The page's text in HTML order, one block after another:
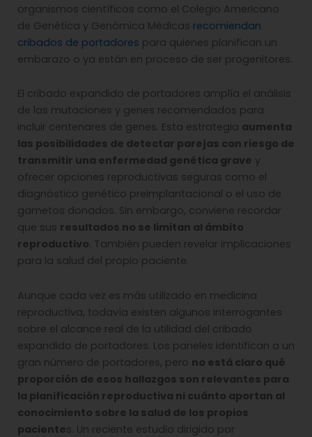
organismos científicos como el Colegio Americano
de Genética y Genómica Médicas recomiendan
cribados de portadores para quienes planifican un
embarazo o ya están en proceso de ser progenitores.
El cribado expandido de portadores amplía el análisis
de las mutaciones y genes recomendados para
incluir centenares de genes. Esta estrategia aumenta
las posibilidades de detectar parejas con riesgo de
transmitir una enfermedad genética grave y
ofrecer opciones reproductivas seguras como el
diagnóstico genético preimplantacional o el uso de
gametos donados. Sin embargo, conviene recordar
que sus resultados no se limitan al ámbito
reproductivo. También pueden revelar implicaciones
para la salud del propio paciente.
Aunque cada vez es más utilizado en medicina
reproductiva, todavía existen algunos interrogantes
sobre el alcance real de la utilidad del cribado
expandido de portadores. Los paneles identifican a un
gran número de portadores, pero no está claro qué
proporción de esos hallazgos son relevantes para
la planificación reproductiva ni cuánto aportan al
conocimiento sobre la salud de los propios
pacientes. Un reciente estudio dirigido por